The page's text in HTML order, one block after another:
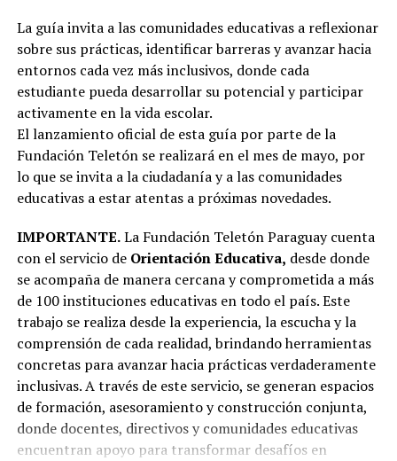
La guía invita a las comunidades educativas a reflexionar
sobre sus prácticas, identificar barreras y avanzar hacia
entornos cada vez más inclusivos, donde cada
estudiante pueda desarrollar su potencial y participar
activamente en la vida escolar.
El lanzamiento oficial de esta guía por parte de la
Fundación Teletón se realizará en el mes de mayo, por
lo que se invita a la ciudadanía y a las comunidades
educativas a estar atentas a próximas novedades.
IMPORTANTE.La Fundación Teletón Paraguay cuenta
con el servicio de Orientación Educativa, desde donde
se acompaña de manera cercana y comprometida a más
de 100 instituciones educativas en todo el país. Este
trabajo se realiza desde la experiencia, la escucha y la
comprensión de cada realidad, brindando herramientas
concretas para avanzar hacia prácticas verdaderamente
inclusivas. A través de este servicio, se generan espacios
de formación, asesoramiento y construcción conjunta,
donde docentes, directivos y comunidades educativas
encuentran apoyo para transformar desafíos en